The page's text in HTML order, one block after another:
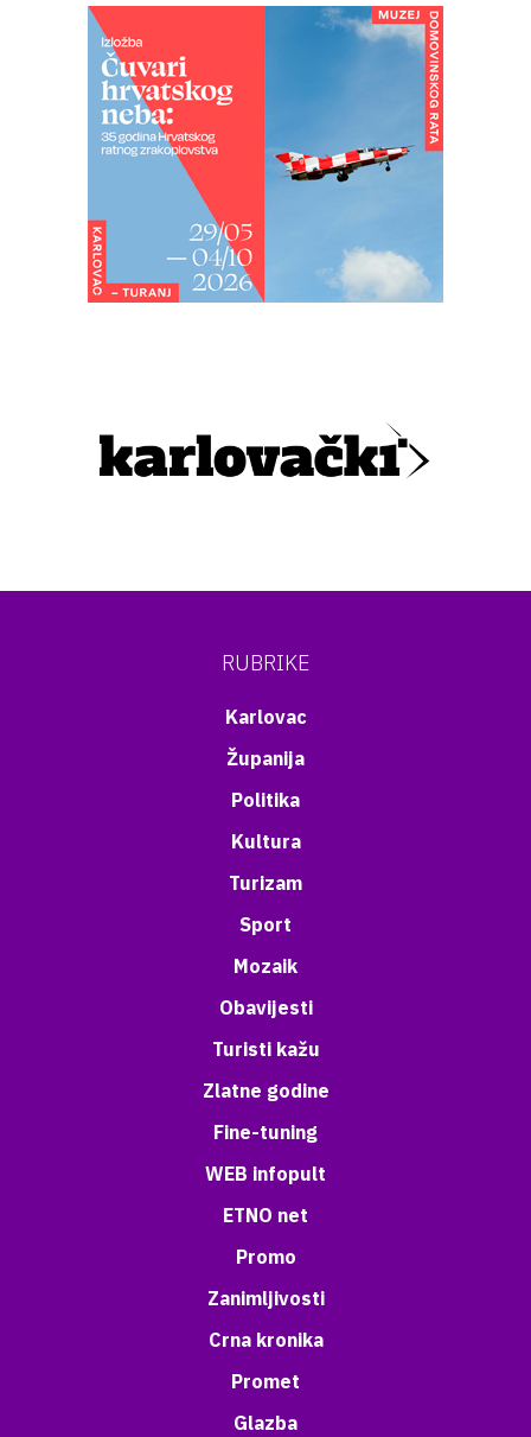
RUBRIKE
Karlovac
Županija
Politika
Kultura
Turizam
Sport
Mozaik
Obavijesti
Turisti kažu
Zlatne godine
Fine-tuning
WEB infopult
ETNO net
Promo
Zanimljivosti
Crna kronika
Promet
Glazba